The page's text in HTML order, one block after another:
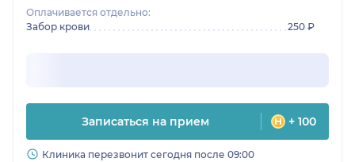
Оплачивается отдельно:
Забор крови
250 ₽
Записаться на прием + 100
Клиника перезвонит сегодня после 09:00